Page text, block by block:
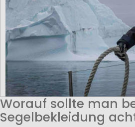
Worauf sollte man
Segelbekleidung